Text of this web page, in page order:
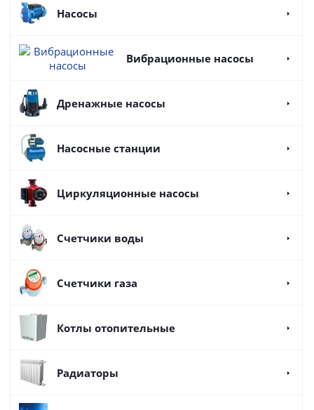
Насосы
Вибрационные насосы
Дренажные насосы
Насосные станции
Циркуляционные насосы
Счетчики воды
Счетчики газа
Котлы отопительные
Радиаторы